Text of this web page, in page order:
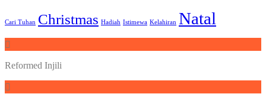
Cari Tuhan Christmas Hadiah Istimewa Kelahiran Natal
Reformed Injili